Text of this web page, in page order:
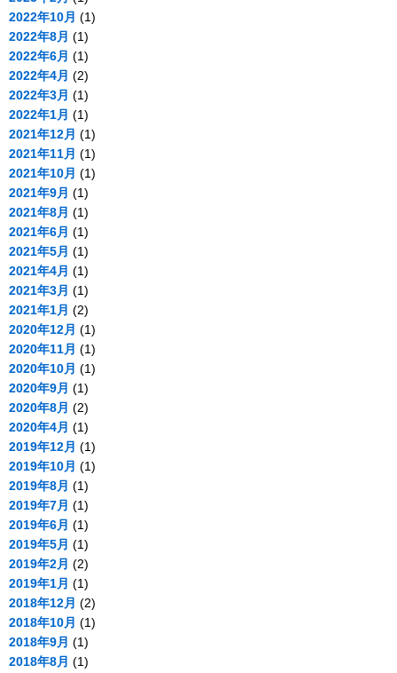
2022年10月 (1)
2022年8月 (1)
2022年6月 (1)
2022年4月 (2)
2022年3月 (1)
2022年1月 (1)
2021年12月 (1)
2021年11月 (1)
2021年10月 (1)
2021年9月 (1)
2021年8月 (1)
2021年6月 (1)
2021年5月 (1)
2021年4月 (1)
2021年3月 (1)
2021年1月 (2)
2020年12月 (1)
2020年11月 (1)
2020年10月 (1)
2020年9月 (1)
2020年8月 (2)
2020年4月 (1)
2019年12月 (1)
2019年10月 (1)
2019年8月 (1)
2019年7月 (1)
2019年6月 (1)
2019年5月 (1)
2019年2月 (2)
2019年1月 (1)
2018年12月 (2)
2018年10月 (1)
2018年9月 (1)
2018年8月 (1)